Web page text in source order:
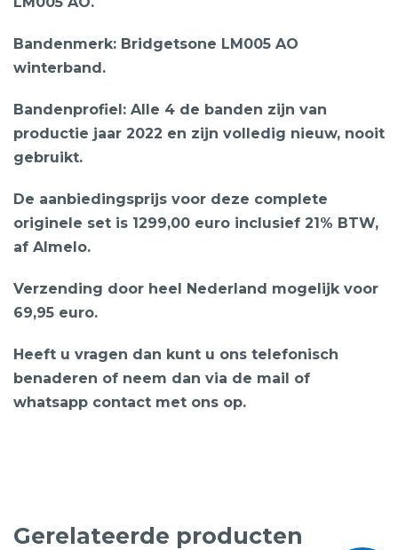
Bandenmerk: Bridgetsone LM005 AO
winterband.
Bandenprofiel: Alle 4 de banden zijn van
productie jaar 2022 en zijn volledig nieuw, nooit
gebruikt.
De aanbiedingsprijs voor deze complete
originele set is 1299,00 euro inclusief 21% BTW,
af Almelo.
Verzending door heel Nederland mogelijk voor
69,95 euro.
Heeft u vragen dan kunt u ons telefonisch
benaderen of neem dan via de mail of
whatsapp contact met ons op.
Gerelateerde producten